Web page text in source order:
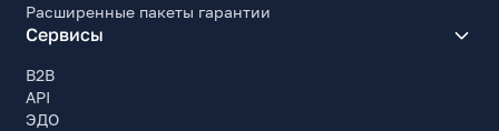
Расширенные пакеты гарантии
Сервисы
B2B
API
ЭДО